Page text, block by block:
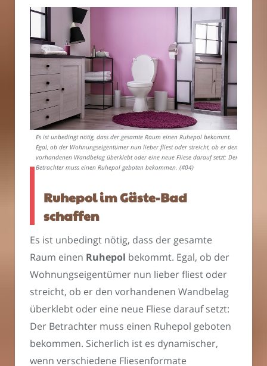
Es ist unbedingt nötig, dass der gesamte Raum einen Ruhepol bekommt.
Egal, ob der Wohnungseigentümer nun lieber fliest oder streicht, ob er den
vorhandenen Wandbelag überklebt oder eine neue Fliese darauf setzt: Der
Betrachter muss einen Ruhepol geboten bekommen. (#04)
Ruhepol im Gäste-Bad
schaffen
Es ist unbedingt nötig, dass der gesamte
Raum einen Ruhepol bekommt. Egal, ob der
Wohnungseigentümer nun lieber fliest oder
streicht, ob er den vorhandenen Wandbelag
überklebt oder eine neue Fliese darauf setzt:
Der Betrachter muss einen Ruhepol geboten
bekommen. Sicherlich ist es dynamischer,
wenn verschiedene Fliesenformate